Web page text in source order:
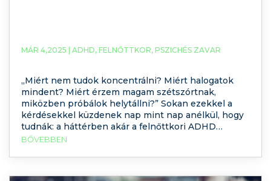
MÁR 4,2025 | ADHD, FELNŐTTKOR, PSZICHÉS ZAVAR
„Miért nem tudok koncentrálni? Miért halogatok
mindent? Miért érzem magam szétszórtnak,
miközben próbálok helytállni?” Sokan ezekkel a
kérdésekkel küzdenek nap mint nap anélkül, hogy
tudnák: a háttérben akár a felnőttkori ADHD
(figyelemhiányos hiperaktivitás-zavar) is állhat. Bár
sokaknál gyermekkorban nem ismerik fel, így a
BŐVEBBEN